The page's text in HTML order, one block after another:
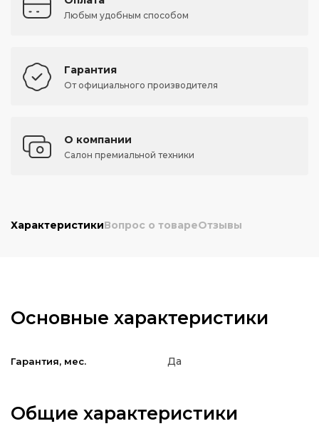
Любым удобным способом
Гарантия
От официального производителя
О компании
Салон премиальной техники
ХарактеристикиВопрос о товареОтзывы
Основные характеристики
Гарантия, мес. Да
Общие характеристики